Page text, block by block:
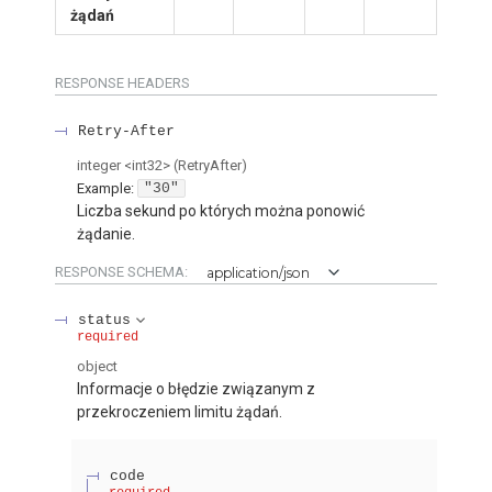
żądań
RESPONSE HEADERS
Retry-After
integer <int32> (RetryAfter)
Example:
"30"
Liczba sekund po których można ponowić
żądanie.
RESPONSE SCHEMA: application/json
status
required
object
Informacje o błędzie związanym z
przekroczeniem limitu żądań.
code